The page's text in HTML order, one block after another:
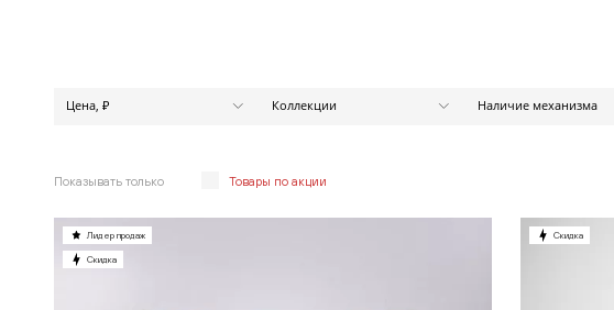
Цена, ₽
Коллекции
АПЕКС
Наличие механизма
Показывать только Товары по акции
Лидер продаж
Скидка
Скидка